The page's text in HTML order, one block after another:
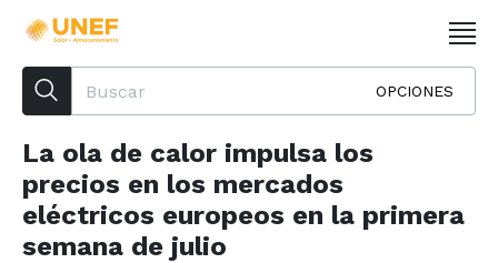
OPCIONES
La ola de calor impulsa los
precios en los mercados
eléctricos europeos en la primera
semana de julio